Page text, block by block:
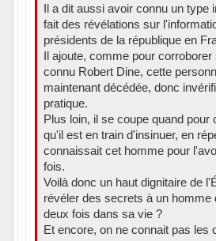
Il a dit aussi avoir connu un type
fait des révélations sur
présidents de la république en
Il ajoute, comme pour
connu Robert Dine, cette
maintenant décédée, donc
pratique.
Plus loin, il se coupe quand pour
qu'il est en train d'insinuer, en
connaissait cet homme pour
fois.
Voilà donc un haut dignitaire de
révéler des secrets à un homme
deux fois dans sa vie ?
Et encore, on ne connait pas les